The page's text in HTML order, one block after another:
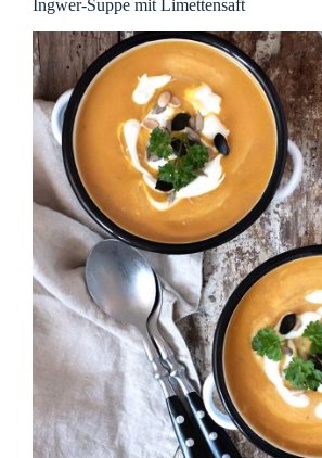
Ingwer-Suppe mit Limettensaft